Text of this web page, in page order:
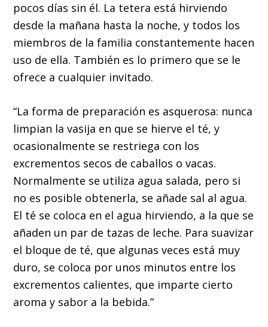
pocos días sin él. La tetera está hirviendo
desde la mañana hasta la noche, y todos los
miembros de la familia constantemente hacen
uso de ella. También es lo primero que se le
ofrece a cualquier invitado.
“La forma de preparación es asquerosa: nunca
limpian la vasija en que se hierve el té, y
ocasionalmente se restriega con los
excrementos secos de caballos o vacas.
Normalmente se utiliza agua salada, pero si
no es posible obtenerla, se añade sal al agua.
El té se coloca en el agua hirviendo, a la que se
añaden un par de tazas de leche. Para suavizar
el bloque de té, que algunas veces está muy
duro, se coloca por unos minutos entre los
excrementos calientes, que imparte cierto
aroma y sabor a la bebida.”